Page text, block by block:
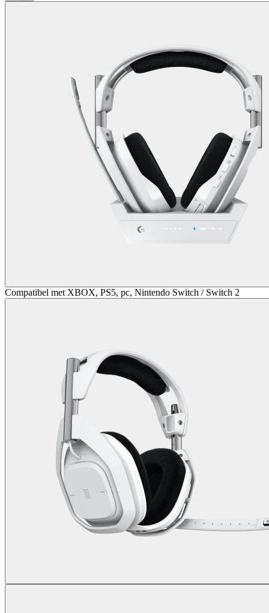
Compatibel met XBOX, PS5, pc, Nintendo Switch / Switch 2